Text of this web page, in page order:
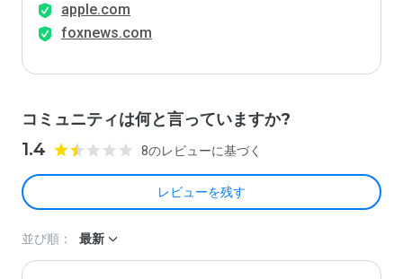
apple.com
foxnews.com
コミュニティは何と言っていますか?
1.4 8のレビューに基づく
レビューを残す
並び順： 最新